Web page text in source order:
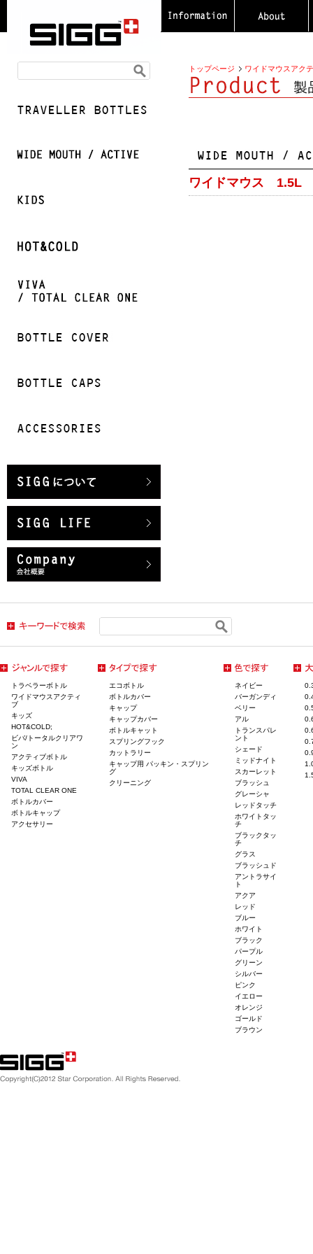
トップページ ワイドマウスアク
ワイドマウス 1.5L
トラベラーボトル
ワイドマウスアクティ
ブ
キッズ
HOT&COLD;
ビバ/トータルクリアワ
ン
アクティブボトル
キッズボトル
VIVA
TOTAL CLEAR ONE
ボトルカバー
ボトルキャップ
アクセサリー
エコボトル
ボトルカバー
キャップ
キャップカバー
ボトルキャット
スプリングフック
カットラリー
キャップ用 パッキン・スプリン
グ
クリーニング
ネイビー
バーガンディ
ベリー
アル
トランスパレ
ント
シェード
ミッドナイト
スカーレット
ブラッシュ
グレーシャ
レッドタッチ
ホワイトタッ
チ
ブラックタッ
チ
グラス
ブラッシュド
アントラサイ
ト
アクア
レッド
ブルー
ホワイト
ブラック
パープル
グリーン
シルバー
ピンク
イエロー
オレンジ
ゴールド
ブラウン